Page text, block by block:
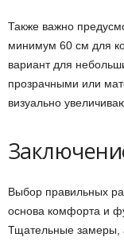
Также важно
минимум 60 см для
вариант для
прозрачными или
визуально
Выбор правильных
основа комфорта и
Тщательные замеры,